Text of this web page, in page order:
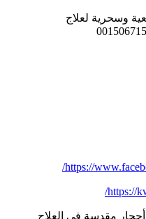
https://
https://